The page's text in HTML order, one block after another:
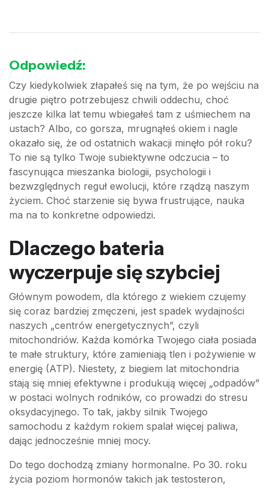
Odpowiedź:
Czy kiedykolwiek złapałeś się na tym, że po wejściu na
drugie piętro potrzebujesz chwili oddechu, choć
jeszcze kilka lat temu wbiegałeś tam z uśmiechem na
ustach? Albo, co gorsza, mrugnąłeś okiem i nagle
okazało się, że od ostatnich wakacji minęło pół roku?
To nie są tylko Twoje subiektywne odczucia – to
fascynująca mieszanka biologii, psychologii i
bezwzględnych reguł ewolucji, które rządzą naszym
życiem. Choć starzenie się bywa frustrujące, nauka
ma na to konkretne odpowiedzi.
Dlaczego bateria
wyczerpuje się szybciej
Głównym powodem, dla którego z wiekiem czujemy
się coraz bardziej zmęczeni, jest spadek wydajności
naszych „centrów energetycznych”, czyli
mitochondriów. Każda komórka Twojego ciała posiada
te małe struktury, które zamieniają tlen i pożywienie w
energię (ATP). Niestety, z biegiem lat mitochondria
stają się mniej efektywne i produkują więcej „odpadów”
w postaci wolnych rodników, co prowadzi do stresu
oksydacyjnego. To tak, jakby silnik Twojego
samochodu z każdym rokiem spalał więcej paliwa,
dając jednocześnie mniej mocy.
Do tego dochodzą zmiany hormonalne. Po 30. roku
życia poziom hormonów takich jak testosteron,